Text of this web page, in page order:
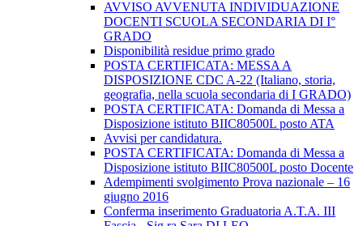
AVVISO AVVENUTA INDIVIDUAZIONE
DOCENTI SCUOLA SECONDARIA DI I°
GRADO
Disponibilità residue primo grado
POSTA CERTIFICATA: MESSA A
DISPOSIZIONE CDC A-22 (Italiano, storia,
geografia, nella scuola secondaria di I GRADO)
POSTA CERTIFICATA: Domanda di Messa a
Disposizione istituto BIIC80500L posto ATA
Avvisi per candidatura.
POSTA CERTIFICATA: Domanda di Messa a
Disposizione istituto BIIC80500L posto Docente
Adempimenti svolgimento Prova nazionale – 16
giugno 2016
Conferma inserimento Graduatoria A.T.A. III